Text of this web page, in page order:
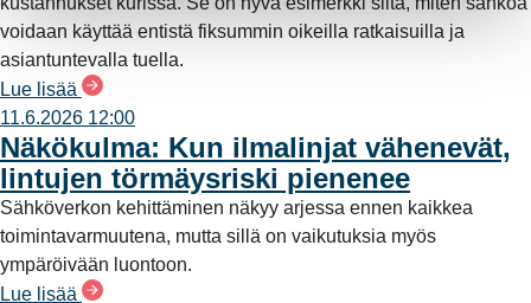
voidaan käyttää entistä fiksummin oikeilla ratkaisuilla ja
asiantuntevalla tuella.
Lue lisää
11.6.2026 12:00
Näkökulma: Kun ilmalinjat vähenevät,
lintujen törmäysriski pienenee
Sähköverkon kehittäminen näkyy arjessa ennen kaikkea
toimintavarmuutena, mutta sillä on vaikutuksia myös
ympäröivään luontoon.
Lue lisää